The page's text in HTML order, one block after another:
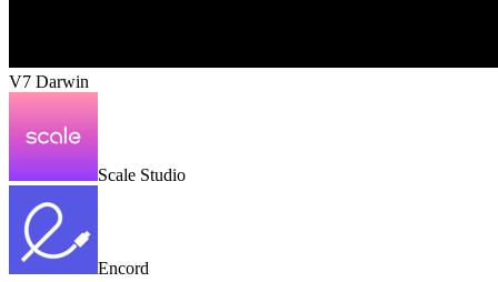
V7 Darwin
Scale Studio
Encord